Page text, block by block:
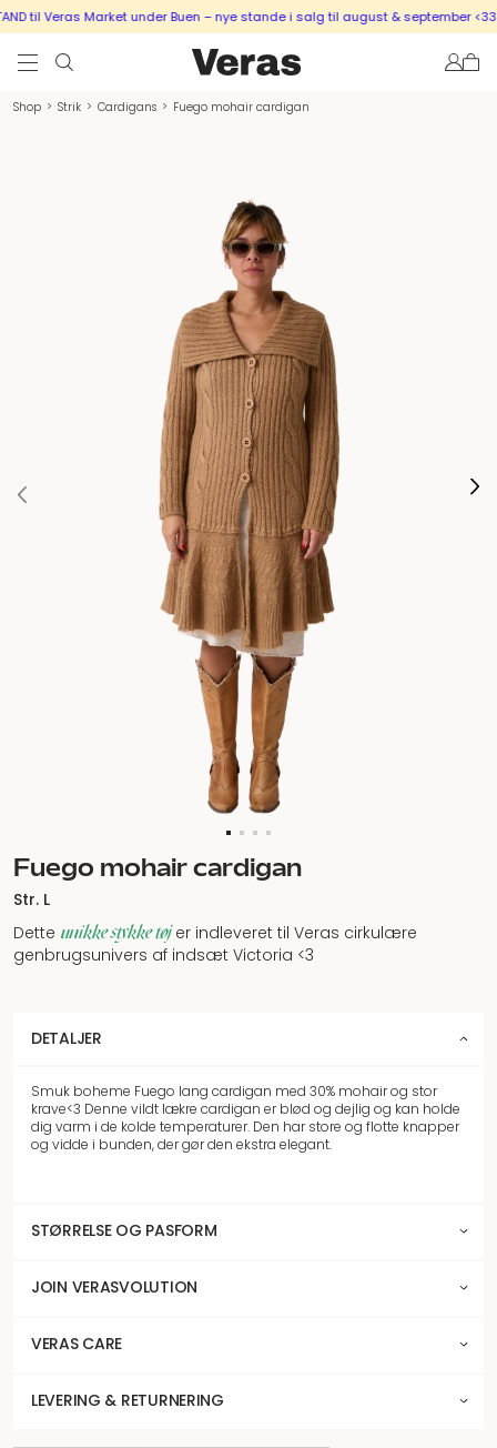
til Veras Market under Buen – nye stande i salg til august & september <333
Shop > Strik > Cardigans > Fuego mohair cardigan
Fuego mohair cardigan
Str. L
Dette unikke stykke tøjer indleveret til Veras cirkulære
genbrugsunivers af indsæt Victoria <3
DETALJER
Smuk boheme Fuego lang cardigan med 30% mohair og stor
krave<3 Denne vildt lækre cardigan er blød og dejlig og kan holde
dig varm i de kolde temperaturer. Den har store og flotte knapper
og vidde i bunden, der gør den ekstra elegant.
STØRRELSE OG PASFORM
JOIN VERASVOLUTION
VERAS CARE
LEVERING & RETURNERING